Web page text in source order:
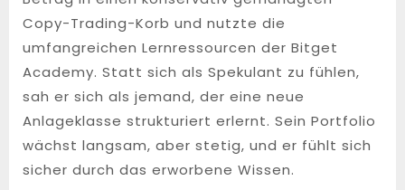
Copy-Trading-Korb und nutzte die
umfangreichen Lernressourcen der Bitget
Academy. Statt sich als Spekulant zu fühlen,
sah er sich als jemand, der eine neue
Anlageklasse strukturiert erlernt. Sein Portfolio
wächst langsam, aber stetig, und er fühlt sich
sicher durch das erworbene Wissen.